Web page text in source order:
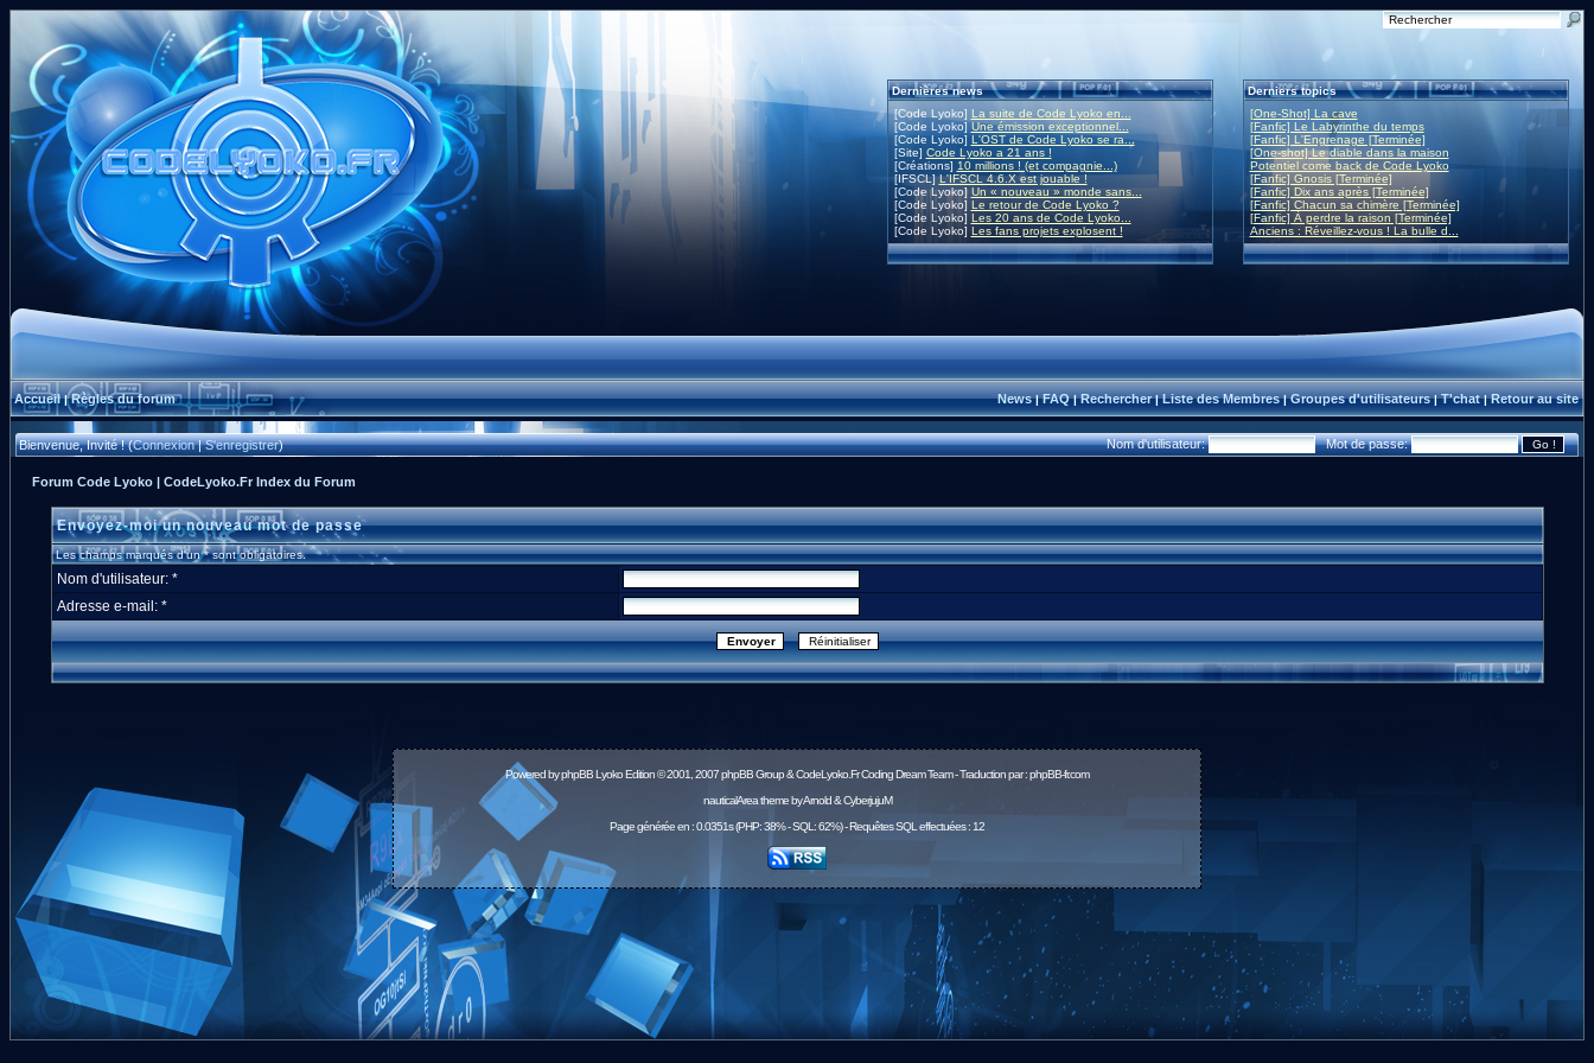
Dernières news
[Code Lyoko] La suite de Code Lyoko en...
[Code Lyoko]Une émission exceptionnel...
[Code Lyoko] L'OST de Code Lyoko se ra...
[Site] Code Lyoko a 21 ans !
[Créations] 10 millions ! (et compagnie...)
[IFSCL]L'IFSCL 4.6.X est jouable !
[Code Lyoko] Un « nouveau » monde sans...
[Code Lyoko] Le retour de Code Lyoko ?
[Code Lyoko] Les 20 ans de Code Lyoko...
[Code Lyoko] Les fans projets explosent !
Derniers topics
[One-Shot] La cave
[Fanfic] Le Labyrinthe du temps
[Fanfic] L'Engrenage [Terminée]
[One-shot] Le diable dans la maison
Potentiel come back de Code Lyoko
[Fanfic] Gnosis [Terminée]
[Fanfic] Dix ans après [Terminée]
[Fanfic] Chacun sa chimère [Terminée]
[Fanfic] À perdre la raison [Terminée]
Anciens : Réveillez-vous ! La bulle d...
Accueil|Règles du forum News|FAQ|Rechercher|Liste des Membres|Groupes d'utilisateurs|T'chat|Retour au site
Bienvenue, Invité ! (Connexion|S'enregistrer) Nom d'utilisateur: Mot de passe:
Forum Code Lyoko | CodeLyoko.Fr Index du Forum
Envoyez-moi un nouveau mot de passe
Les champs marqués d'un * sont obligatoires.
Nom d'utilisateur: *
Adresse e-mail: *
Powered byphpBBLyoko Edition © 2001, 2007 phpBB Group & CodeLyoko.Fr Coding Dream Team - Traduction par :phpBB-fr.com
nauticalArea theme by Arnold & CyberjujuM
Page générée en : 0.0351s (PHP: 38% - SQL: 62%) - Requêtes SQL effectuées : 12